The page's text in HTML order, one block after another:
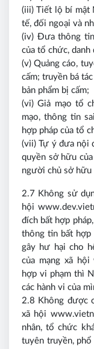
(iii) Tiết lộ bí mật
tế, đối ngoại và
(iv) Đưa thông
của tổ chức, danh
(v) Quảng cáo,
cấm; truyền bá
bản phẩm bị cấm;
(vi) Giả mạo tổ
mạo, thông tin
hợp pháp của tổ
(vii) Tự ý đưa nội
quyền sở hữu
người chủ sở hữu
2.7 Không sử
hội
đích bất hợp
thông tin bất hợp
gây hư hại cho
của mạng xã hội
hợp vi phạm thì
các hành vi của
2.8 Không được
xã hội
nhân, tổ chức
tuyên truyền,